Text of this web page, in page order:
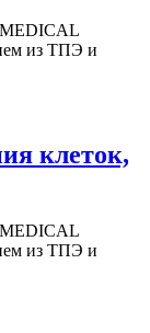
из ТПЭ и
клеток,
из ТПЭ и